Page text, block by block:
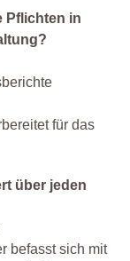
Pflichten in
für das
über jeden
befasst sich mit